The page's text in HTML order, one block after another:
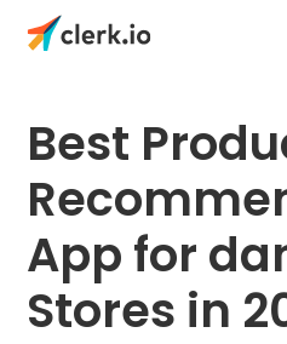
Best
App for
Stores in